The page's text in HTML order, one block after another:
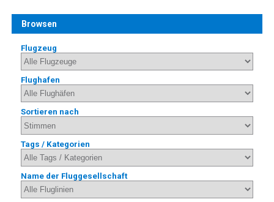
Browsen
Flugzeug
Flughafen
Sortieren nach
Tags / Kategorien
Name der Fluggesellschaft